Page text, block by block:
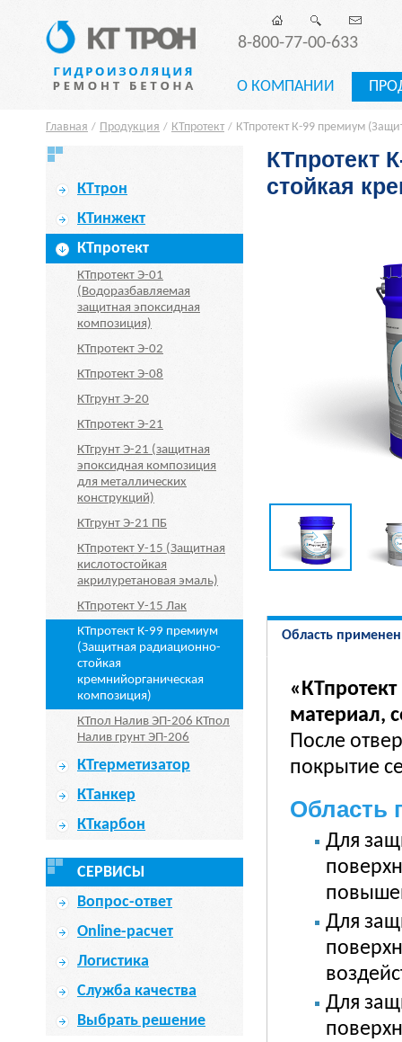
8-800-77-00-633
О КОМПАНИИ
Главная / Продукция / КТпротект / КТпротект К-99 премиум
КТтрон
КТинжект
КТпротект
КТпротект Э-01
(Водоразбавляемая
защитная эпоксидная
композиция)
КТпротект Э-02
КТпротект Э-08
КТгрунт Э-20
КТпротект Э-21
КТгрунт Э-21 (защитная
эпоксидная композиция
для металлических
конструкций)
КТгрунт Э-21 ПБ
КТпротект У-15 (Защитная
кислотостойкая
акрилуретановая эмаль)
КТпротект У-15 Лак
КТпротект К-99 премиум
(Защитная радиационно-
стойкая
кремнийорганическая
композиция)
КТпол Налив ЭП-206 КТпол
Налив грунт ЭП-206
КТгерметизатор
КТанкер
КТкарбон
СЕРВИСЫ
Вопрос-ответ
Online-расчет
Логистика
Служба качества
Выбрать решение
КТпротект
стойкая
Область
материал,
После
покрытие
Область
Для
Для
Для